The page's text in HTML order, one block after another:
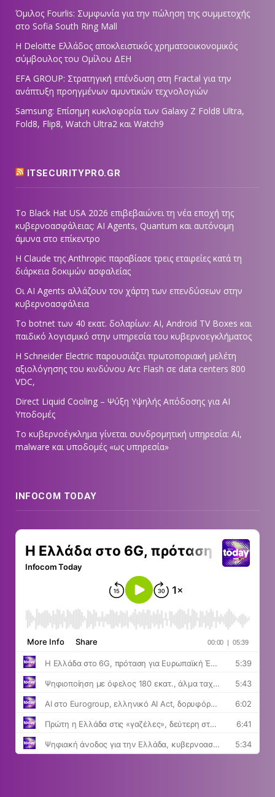
Όμιλος Fourlis: Συμφωνία για την πώληση της συμμετοχής
στο Sofia South Ring Mall
Η Deloitte Ελλάδος αποκλειστικός χρηματοοικονομικός
σύμβουλος του Ομίλου ΔΕΗ
EFA GROUP: Στρατηγική επένδυση στη Fractal για την
ανάπτυξη προηγμένων αμυντικών τεχνολογιών
Samsung: Επίσημη κυκλοφορία των Galaxy Z Fold8 Ultra,
Fold8, Flip8, Watch Ultra2 και Watch9
ITSECURITYPRO.GR
Το Black Hat USA 2026 επιβεβαιώνει τη νέα εποχή της
κυβερνοασφάλειας: AI Agents, Quantum και αυτόνομη
άμυνα στο επίκεντρο
Η Claude της Anthropic παραβίασε τρεις εταιρείες κατά τη
διάρκεια δοκιμών ασφαλείας
Οι AI Agents αλλάζουν τον χάρτη των επενδύσεων στην
κυβερνοασφάλεια
Το botnet των 40 εκατ. δολαρίων: AI, Android TV Boxes και
παιδικό λογισμικό στην υπηρεσία του κυβερνοεγκλήματος
Η Schneider Electric παρουσιάζει πρωτοποριακή μελέτη
αξιολόγησης του κινδύνου Arc Flash σε data centers 800
VDC,
Direct Liquid Cooling – Ψύξη Υψηλής Απόδοσης για AI
Υποδομές
Το κυβερνοέγκλημα γίνεται συνδρομητική υπηρεσία: AI,
malware και υποδομές «ως υπηρεσία»
INFOCOM TODAY